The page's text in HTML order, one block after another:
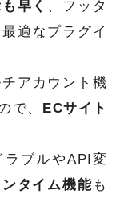
早く 、フッタ
適なプラグイ
アカウント機
で、 ECサイト
ラブルやAPI変
タイム機能 も